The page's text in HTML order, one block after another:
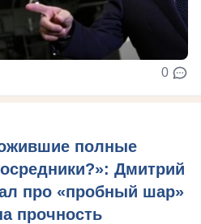
0
полные
Дмитрий
про «пробный шар»
прочность